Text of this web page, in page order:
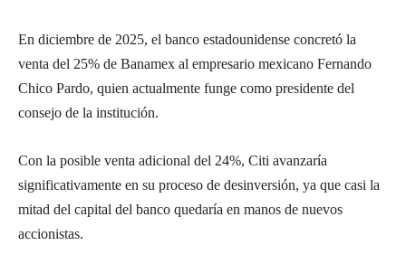
En diciembre de 2025, el banco estadounidense concretó la
venta del 25% de Banamex al empresario mexicano Fernando
Chico Pardo, quien actualmente funge como presidente del
consejo de la institución.
Con la posible venta adicional del 24%, Citi avanzaría
significativamente en su proceso de desinversión, ya que casi la
mitad del capital del banco quedaría en manos de nuevos
accionistas.